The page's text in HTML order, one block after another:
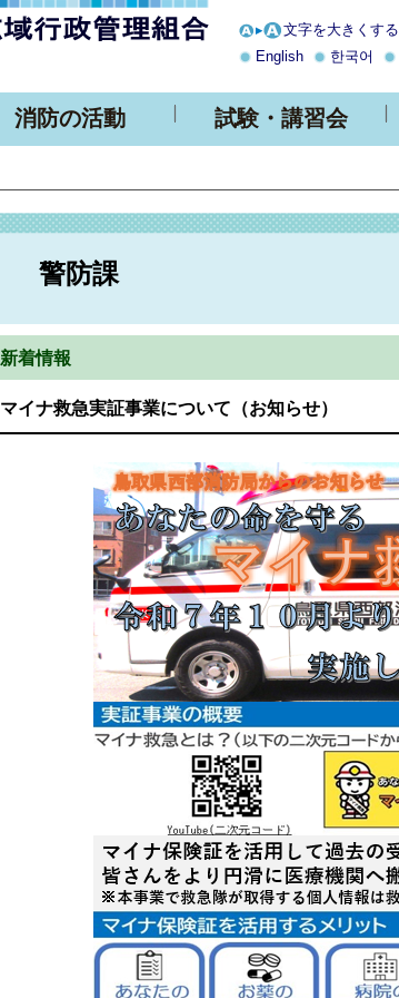
文字を大きくする
English
한국어
消防の活動 試験・講習会
警防課
新着情報
マイナ救急実証事業について（お知らせ）